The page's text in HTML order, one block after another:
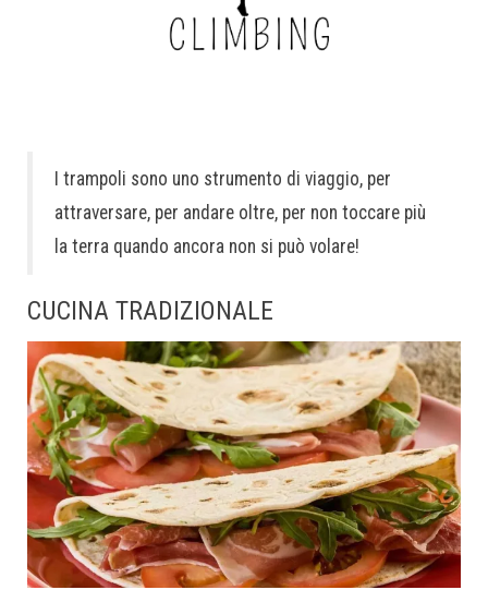
I trampoli sono uno strumento di viaggio, per
attraversare, per andare oltre, per non toccare più
la terra quando ancora non si può volare!
CUCINA TRADIZIONALE